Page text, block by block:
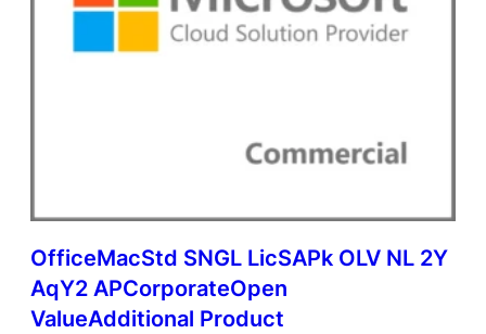
OfficeMacStd SNGL LicSAPk OLV NL 2Y
AqY2 APCorporateOpen
ValueAdditional Product